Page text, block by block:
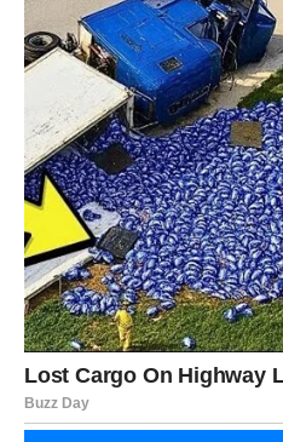
izvor podrške i radosti.
međusobnog poštovanja,
ispunjavajućih prijateljstava.
svoje jedinstvene atribute
prijateljstvo, a ključno je da
izgrade odnose koji će trajati
Prijateljstvo je neprocjenjiv
život, a astrologija nam može
možemo poboljšati i održati